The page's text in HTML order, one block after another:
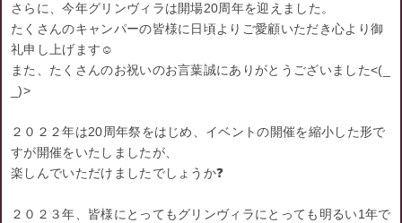
さらに、今年グリンヴィラは開場20周年を迎えました。
たくさんのキャンパーの皆様に日頃よりご愛顧いただき心より御
礼申し上げます☺
また、たくさんのお祝いのお言葉誠にありがとうございました<(_
_)>
２０２２年は20周年祭をはじめ、イベントの開催を縮小した形で
すが開催をいたしましたが、
楽しんでいただけましたでしょうか❓
２０２３年、皆様にとってもグリンヴィラにとっても明るい1年で